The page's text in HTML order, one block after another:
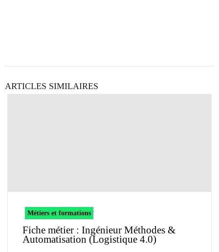
ARTICLES SIMILAIRES
Métiers et formations
Fiche métier : Ingénieur Méthodes &
Automatisation (Logistique 4.0)